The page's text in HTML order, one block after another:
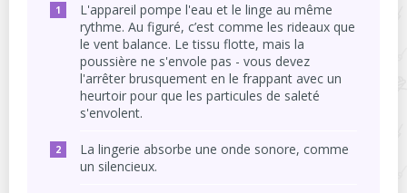
L'appareil pompe l'eau et le linge au même
rythme. Au figuré, c’est comme les rideaux que
le vent balance. Le tissu flotte, mais la
poussière ne s'envole pas - vous devez
l'arrêter brusquement en le frappant avec un
heurtoir pour que les particules de saleté
s'envolent.
La lingerie absorbe une onde sonore, comme
un silencieux.